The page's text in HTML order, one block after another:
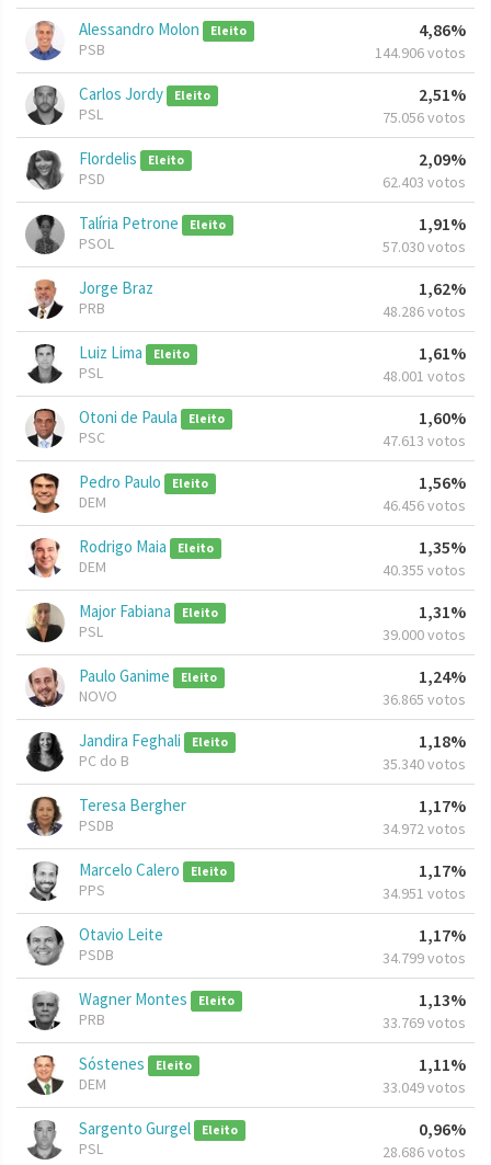
Alessandro Molon Eleito
PSB
4,86%
144.906 votos
Carlos Jordy Eleito
PSL
2,51%
75.056 votos
Flordelis Eleito
PSD
2,09%
62.403 votos
Talíria Petrone Eleito
PSOL
1,91%
57.030 votos
Jorge Braz
PRB
1,62%
48.286 votos
Luiz Lima Eleito
PSL
1,61%
48.001 votos
Otoni de Paula Eleito
PSC
1,60%
47.613 votos
Pedro Paulo Eleito
DEM
1,56%
46.456 votos
Rodrigo Maia Eleito
DEM
1,35%
40.355 votos
Major Fabiana Eleito
PSL
1,31%
39.000 votos
Paulo Ganime Eleito
NOVO
1,24%
36.865 votos
Jandira Feghali Eleito
PC do B
1,18%
35.340 votos
Teresa Bergher
PSDB
1,17%
34.972 votos
Marcelo Calero Eleito
PPS
1,17%
34.951 votos
Otavio Leite
PSDB
1,17%
34.799 votos
Wagner Montes Eleito
PRB
1,13%
33.769 votos
Sóstenes Eleito
DEM
1,11%
33.049 votos
Sargento Gurgel Eleito
PSL
0,96%
28.686 votos